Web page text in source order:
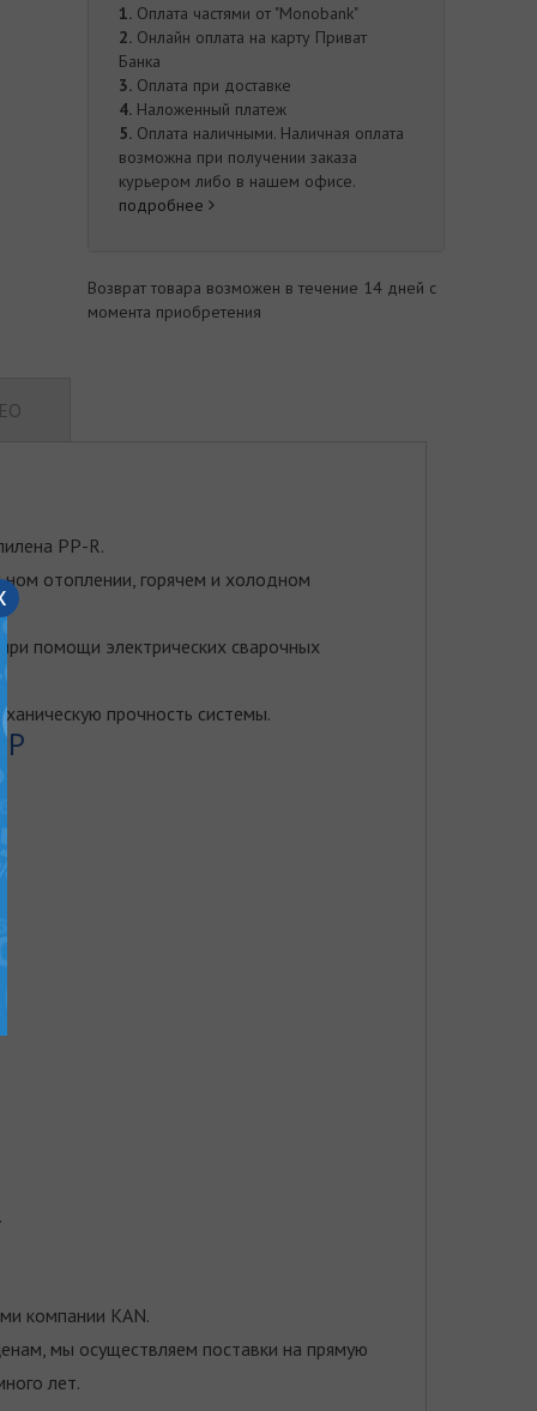
1. Оплата частями от "Monobank"
2. Онлайн оплата на карту Приват
Банка
3. Оплата при доставке
4. Наложенный платеж
5. Оплата наличными. Наличная оплата
возможна при получении заказа
курьером либо в нашем офисе.
подробнее
Возврат товара возможен в течение 14 дней с
момента приобретения
PP-R.
отоплении, горячем и холодном
помощи электрических сварочных
прочность системы.
компании KAN.
мы осуществляем поставки на прямую
лет.